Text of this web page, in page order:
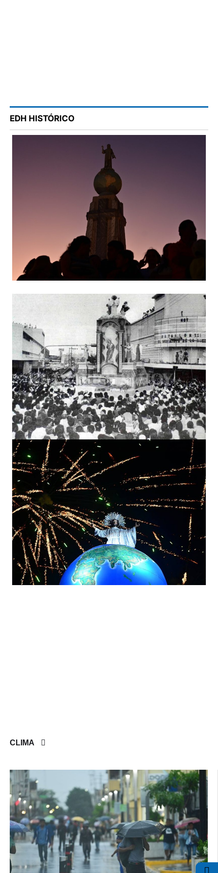
EDH HISTÓRICO
El magnicidio de 1913, el Divino Salvador del
Mundo y la consagración del país a
La devoción de «La Bajada» a través de la
historia
Silvestre García, el escultor olvidado detrás
de la imagen del Divino Salvador del Mundo
y La Bajada
CLIMA